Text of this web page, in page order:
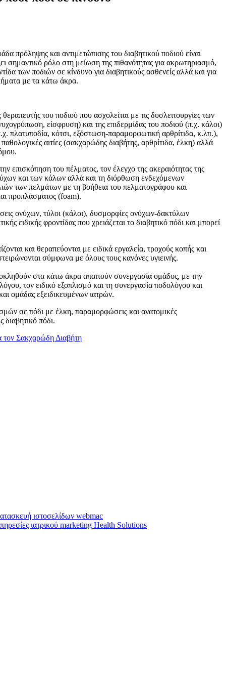
πρόληψης και αντιμετώπισης του διαβητικού ποδιού είναι
σημαντικό ρόλο στη μείωση της πιθανότητας για ακρωτηριασμό,
των ποδιών σε κίνδυνο για διαβητικούς ασθενείς αλλά και για
με τα κάτω άκρα.
θεραπευτής του ποδιού που ασχολείται με τις δυσλειτουργίες των
είσφρυση) και της επιδερμίδας του ποδιού (π.χ. κάλοι)
πλατυποδία, κότσι, εξόστωση-παραμορφωτική αρθρίτιδα, κ.λπ.),
αιτίες (σακχαρώδης διαβήτης, αρθρίτιδα, έλκη) αλλά
επισκόπηση του πέλματος, τον έλεγχο της ακεραιότητας της
και των κάλων αλλά και τη διόρθωση ενδεχόμενων
των πελμάτων με τη βοήθεια του πελματογράφου και
προπλάσματος (foam).
ονύχων, τύλοι (κάλοι), δυσμορφίες ονύχων-δακτύλων
ειδικής φροντίδας που χρειάζεται το διαβητικό πόδι και μπορεί
και θεραπεύονται με ειδικά εργαλεία, τροχούς κοπής και
σύμφωνα με όλους τους κανόνες υγιεινής.
στα κάτω άκρα απαιτούν συνεργασία ομάδος, με την
τον ειδικό εξοπλισμό και τη συνεργασία ποδολόγου και
ομάδας εξειδικευμένων ιατρών.
σε πόδι με έλκη, παραμορφώσεις και ανατομικές
διαβητικό πόδι.
τον Σακχαρώδη Διαβήτη
ιστοσελίδων webmac
ιατρικού marketing Health Solutions